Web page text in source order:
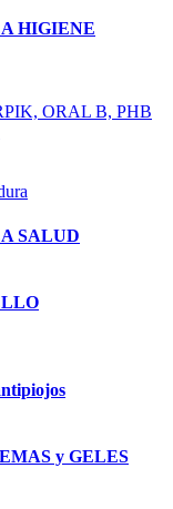
HIGIENE
ORAL B, PHB
SALUD
y GELES